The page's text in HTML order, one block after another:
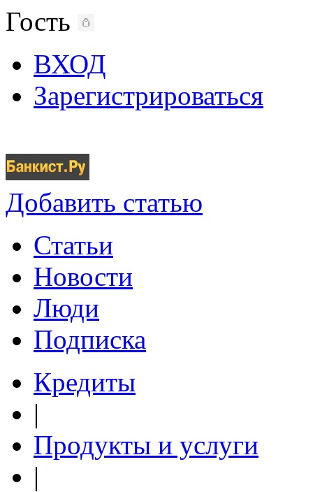
Гость
ВХОД
Зарегистрироваться
Добавить статью
Статьи
Новости
Люди
Подписка
Кредиты
|
Продукты и услуги
|